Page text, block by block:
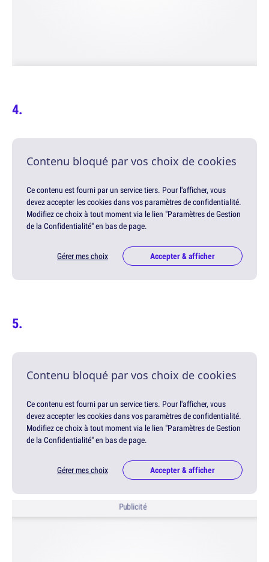
Contenu bloqué par vos choix de cookies
Ce contenu est fourni par un service tiers. Pour l'afficher, vous
devez accepter les cookies dans vos paramètres de confidentialité.
Modifiez ce choix à tout moment via le lien "Paramètres de Gestion
de la Confidentialité" en bas de page.
Gérer mes choix Accepter & afficher
Contenu bloqué par vos choix de cookies
Ce contenu est fourni par un service tiers. Pour l'afficher, vous
devez accepter les cookies dans vos paramètres de confidentialité.
Modifiez ce choix à tout moment via le lien "Paramètres de Gestion
de la Confidentialité" en bas de page.
Gérer mes choix Accepter & afficher
Publicité